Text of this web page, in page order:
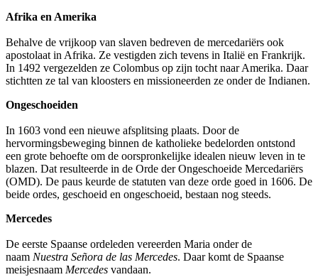
Afrika en Amerika
Behalve de vrijkoop van slaven bedreven de mercedariërs ook
apostolaat in Afrika. Ze vestigden zich tevens in Italië en Frankrijk.
In 1492 vergezelden ze Colombus op zijn tocht naar Amerika. Daar
stichtten ze tal van kloosters en missioneerden ze onder de Indianen.
Ongeschoeiden
In 1603 vond een nieuwe afsplitsing plaats. Door de
hervormingsbeweging binnen de katholieke bedelorden ontstond
een grote behoefte om de oorspronkelijke idealen nieuw leven in te
blazen. Dat resulteerde in de Orde der Ongeschoeide Mercedariërs
(OMD). De paus keurde de statuten van deze orde goed in 1606. De
beide ordes, geschoeid en ongeschoeid, bestaan nog steeds.
Mercedes
De eerste Spaanse ordeleden vereerden Maria onder de
naam Nuestra Señora de las Mercedes. Daar komt de Spaanse
meisjesnaam Mercedes vandaan.